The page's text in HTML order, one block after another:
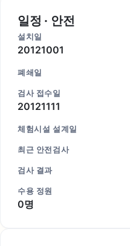
일정 · 안전
설치일
20121001
폐쇄일
검사 접수일
20121111
체험시설 설계일
최근 안전검사
검사 결과
수용 정원
0명